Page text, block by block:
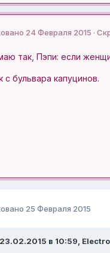
24 Февраля 2015 ·
так, Пэпи: если
с бульвара капуцинов.
25 Февраля 2015
в 10:59,